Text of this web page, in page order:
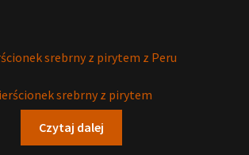
srebrny z pirytem
Czytaj dalej